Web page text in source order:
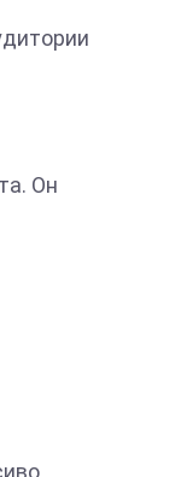
Он